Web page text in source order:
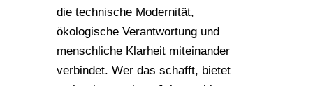
die technische Modernität,
ökologische Verantwortung und
menschliche Klarheit miteinander
verbindet. Wer das schafft, bietet